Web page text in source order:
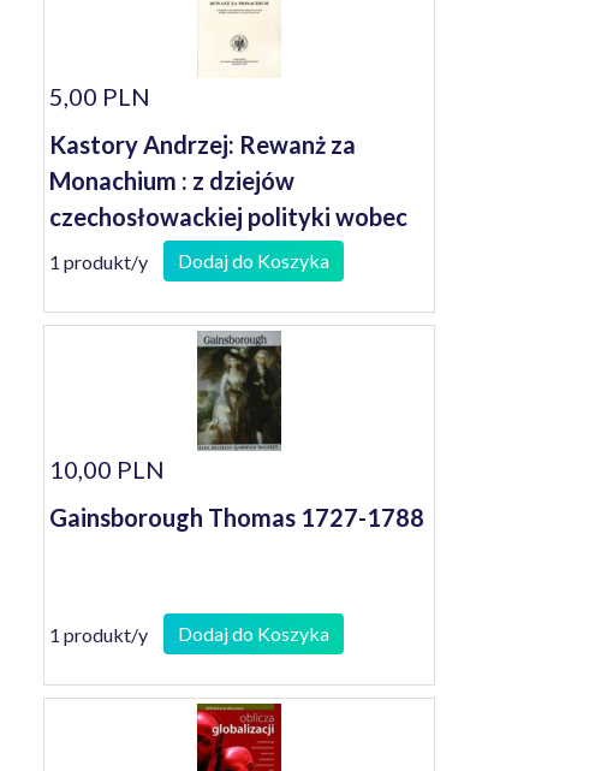
5,00 PLN
Kastory Andrzej: Rewanż za
Monachium : z dziejów
czechosłowackiej polityki wobec
sąsiadów w latach 1945-1947
1 produkt/y Dodaj do Koszyka
10,00 PLN
Gainsborough Thomas 1727-1788
1 produkt/y Dodaj do Koszyka